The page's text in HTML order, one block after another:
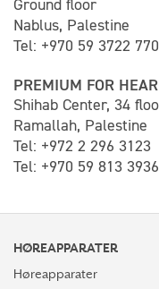
Ground floor
Nablus, Palestine
Tel: +970 59 3722 770
PREMIUM FOR
Shihab Center, 34
Ramallah, Palestine
Tel: +972 2 296 3123
Tel: +970 59 813 3936
HØREAPPARATER
Høreapparater